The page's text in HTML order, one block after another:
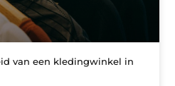
van een kledingwinkel in